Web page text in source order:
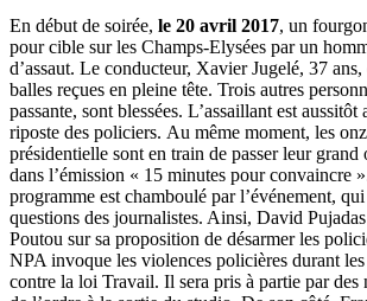
En début de soirée, le 20 avril 2017, un
pour cible sur les Champs-Elysées par un
d’assaut. Le conducteur, Xavier Jugelé, 37
balles reçues en pleine tête. Trois autres
passante, sont blessées. L’assaillant est
riposte des policiers. Au même moment, les
présidentielle sont en train de passer leur grand
dans l’émission « 15 minutes pour convaincre
programme est chamboulé par l’événement,
questions des journalistes. Ainsi, David
Poutou sur sa proposition de désarmer les
NPA invoque les violences policières durant
contre la loi Travail. Il sera pris à partie par des